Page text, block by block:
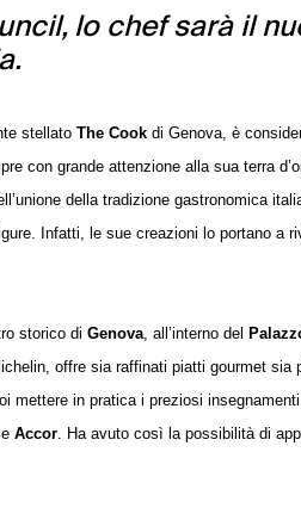
lo chef sarà il
stellato The Cook di Genova, è
con grande attenzione alla sua terra
della tradizione gastronomica
Infatti, le sue creazioni lo portano a
storico di Genova , all’interno del
offre sia raffinati piatti gourmet
mettere in pratica i preziosi
Accor . Ha avuto così la possibilità di